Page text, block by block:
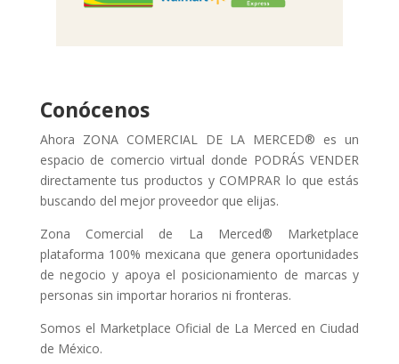
Conócenos
Ahora ZONA COMERCIAL DE LA MERCED® es un
espacio de comercio virtual donde PODRÁS VENDER
directamente tus productos y COMPRAR lo que estás
buscando del mejor proveedor que elijas.
Zona Comercial de La Merced® Marketplace
plataforma 100% mexicana que genera oportunidades
de negocio y apoya el posicionamiento de marcas y
personas sin importar horarios ni fronteras.
Somos el Marketplace Oficial de La Merced en Ciudad
de México.